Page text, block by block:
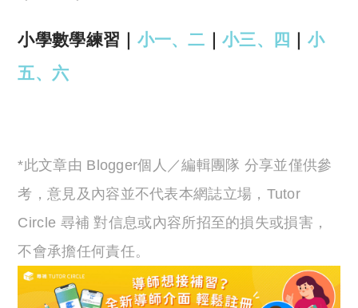
小學數學練習｜ 小一、二 ｜小三、四
小
五、六
*此文章由 Blogger個人／編輯團隊 分享並僅供參
考，意見及內容並不代表本網誌立場，Tutor
Circle 尋補 對信息或內容所招至的損失或損害，
不會承擔任何責任。